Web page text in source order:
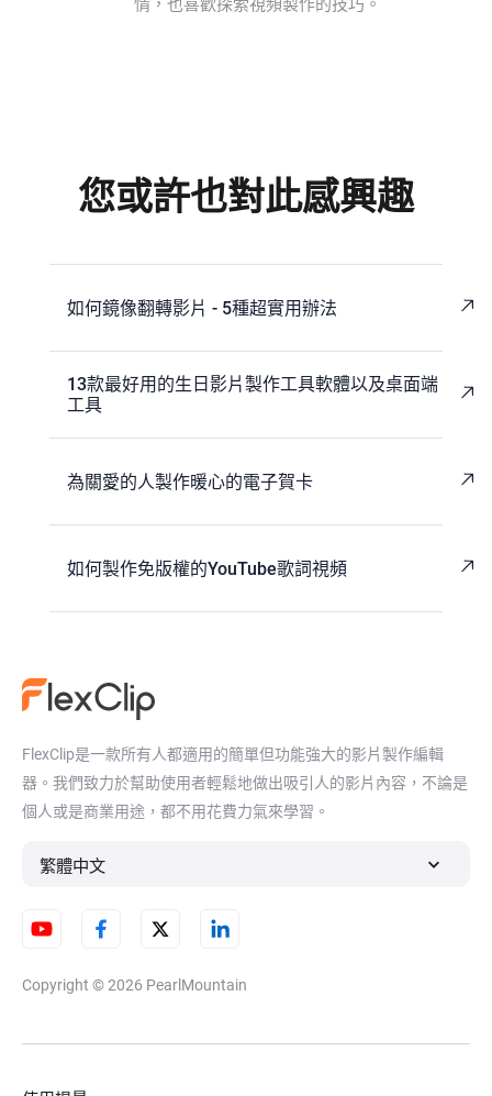
情，也喜歡探索視頻製作的技巧。
您或許也對此感興趣
如何鏡像翻轉影片 - 5種超實用辦法
13款最好用的生日影片製作工具軟體以及桌面端
工具
為關愛的人製作暖心的電子賀卡
如何製作免版權的YouTube歌詞視頻
FlexClip是一款所有人都適用的簡單但功能強大的影片製作編輯
器。我們致力於幫助使用者輕鬆地做出吸引人的影片內容，不論是
個人或是商業用途，都不用花費力氣來學習。
繁體中文
Copyright © 2026 PearlMountain